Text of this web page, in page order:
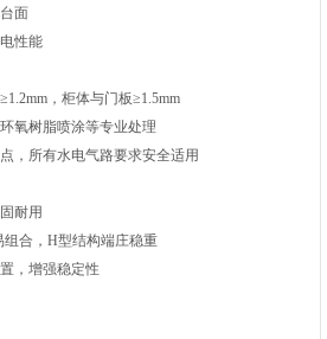
面
性能‌
，柜体与门板≥1.5mm
氧树脂喷涂等专业处理‌
，所有水电气路要求安全适用‌
耐用
合，H型结构端庄稳重
，增强稳定性‌